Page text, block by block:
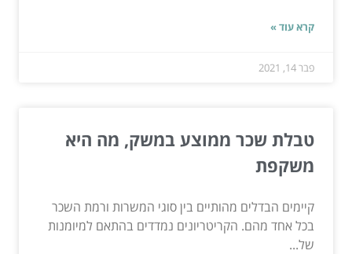
קרא עוד »
פבר 14, 2021
טבלת שכר ממוצע במשק, מה היא
משקפת
קיימים הבדלים מהותיים בין סוגי המשרות ורמת השכר
בכל אחד מהם. הקריטריונים נמדדים בהתאם למיומנות
של...